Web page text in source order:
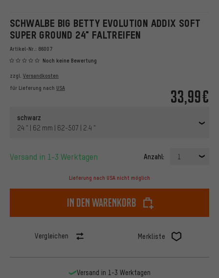
SCHWALBE BIG BETTY EVOLUTION ADDIX SOFT
SUPER GROUND 24" FALTREIFEN
Artikel-Nr.: 86007
Noch keine Bewertung
33,99€
zzgl. Versandkosten
für Lieferung nach USA
schwarz
24 " | 62 mm | 62-507 | 2.4 "
Versand in 1-3 Werktagen Anzahl: 1
Lieferung nach USA nicht möglich
In den Warenkorb
Vergleichen Merkliste
Versand in 1-3 Werktagen